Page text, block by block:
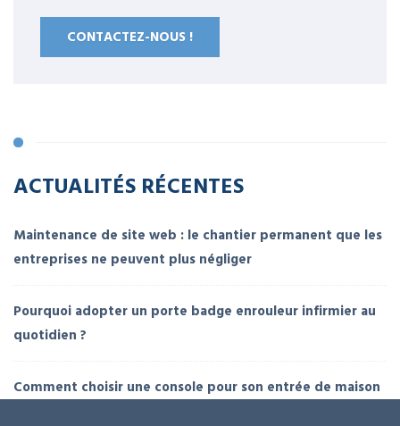
CONTACTEZ-NOUS !
ACTUALITÉS RÉCENTES
Maintenance de site web : le chantier permanent que les
entreprises ne peuvent plus négliger
Pourquoi adopter un porte badge enrouleur infirmier au
quotidien ?
Comment choisir une console pour son entrée de maison